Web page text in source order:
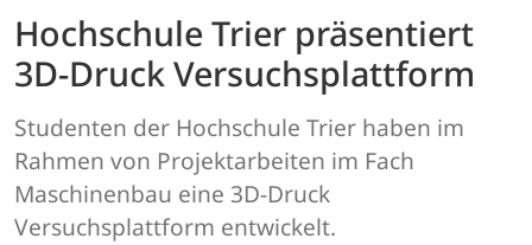
Hochschule Trier präsentiert
3D-Druck Versuchsplattform
Studenten der Hochschule Trier haben im
Rahmen von Projektarbeiten im Fach
Maschinenbau eine 3D-Druck
Versuchsplattform entwickelt.